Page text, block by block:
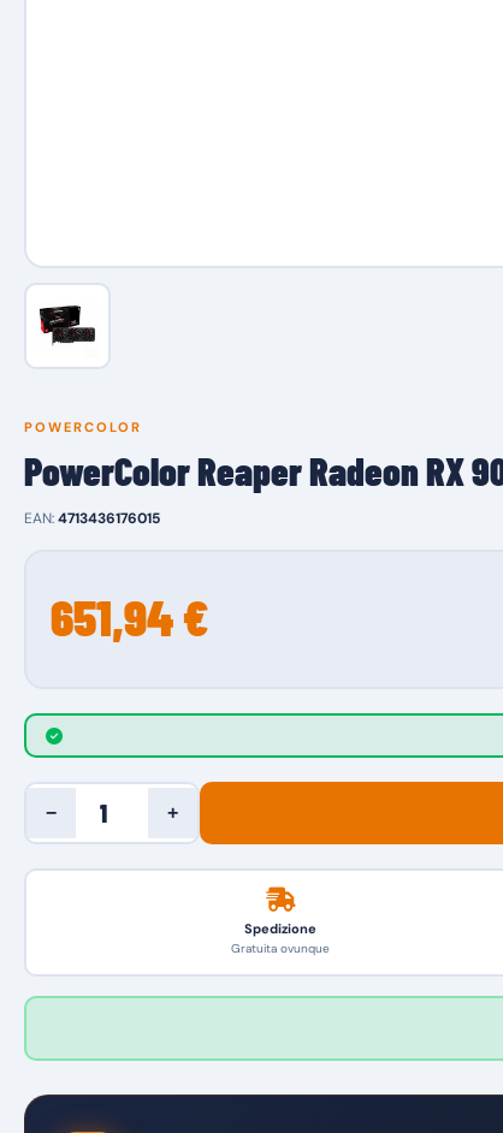
POWERCOLOR
PowerColor Reaper Radeon RX
EAN:4713436176015
651,94 €
− +
Spedizione
Gratuita ovunque